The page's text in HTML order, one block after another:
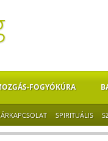
FOGYÓKÚRA
SPIRITUÁLIS